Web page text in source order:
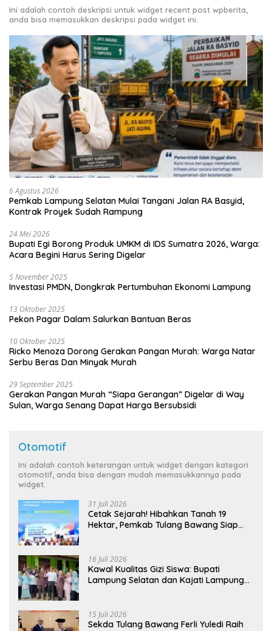
Ini adalah contoh deskripsi untuk widget recent post wpberita,
anda bisa memasukkan deskripsi pada widget ini.
6 Agustus 2026
Pemkab Lampung Selatan Mulai Tangani Jalan RA Basyid,
Kontrak Proyek Sudah Rampung
24 Mei 2026
Bupati Egi Borong Produk UMKM di IDS Sumatra 2026, Warga:
Acara Begini Harus Sering Digelar
5 November 2025
Investasi PMDN, Dongkrak Pertumbuhan Ekonomi Lampung
13 Oktober 2025
Pekon Pagar Dalam Salurkan Bantuan Beras
10 Oktober 2025
Ricko Menoza Dorong Gerakan Pangan Murah: Warga Natar
Serbu Beras Dan Minyak Murah
29 September 2025
Gerakan Pangan Murah “Siapa Gerangan” Digelar di Way
Sulan, Warga Senang Dapat Harga Bersubsidi
Otomotif
Ini adalah contoh keterangan untuk widget dengan kategori
otomotif, anda bisa dengan mudah memasukkannya pada
widget.
31 Juli 2026
Cetak Sejarah! Hibahkan Tanah 19
Hektar, Pemkab Tulang Bawang Siap
16 Juli 2026
Kawal Kualitas Gizi Siswa: Bupati
Lampung Selatan dan Kajati Lampung
15 Juli 2026
Sekda Tulang Bawang Ferli Yuledi Raih